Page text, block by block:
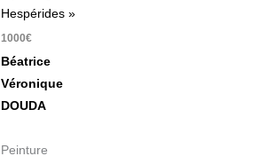
Hespérides »
1000€
Béatrice
Véronique
DOUDA
Peinture